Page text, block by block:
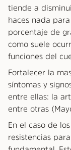
tiende a
haces nada
porcentaje de
como suele
funciones del
Fortalecer la
síntomas y
entre ellas: la
entre otras
En el caso de
resistencias